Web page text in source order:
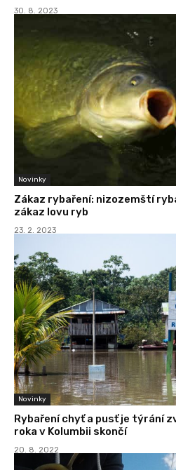
30. 8. 2023
Novinky
Zákaz rybaření: nizozemští
zákaz lovu ryb
23. 2. 2023
Novinky
Rybaření chyť a pusť je týrání
roka v Kolumbii skončí
20. 8. 2022